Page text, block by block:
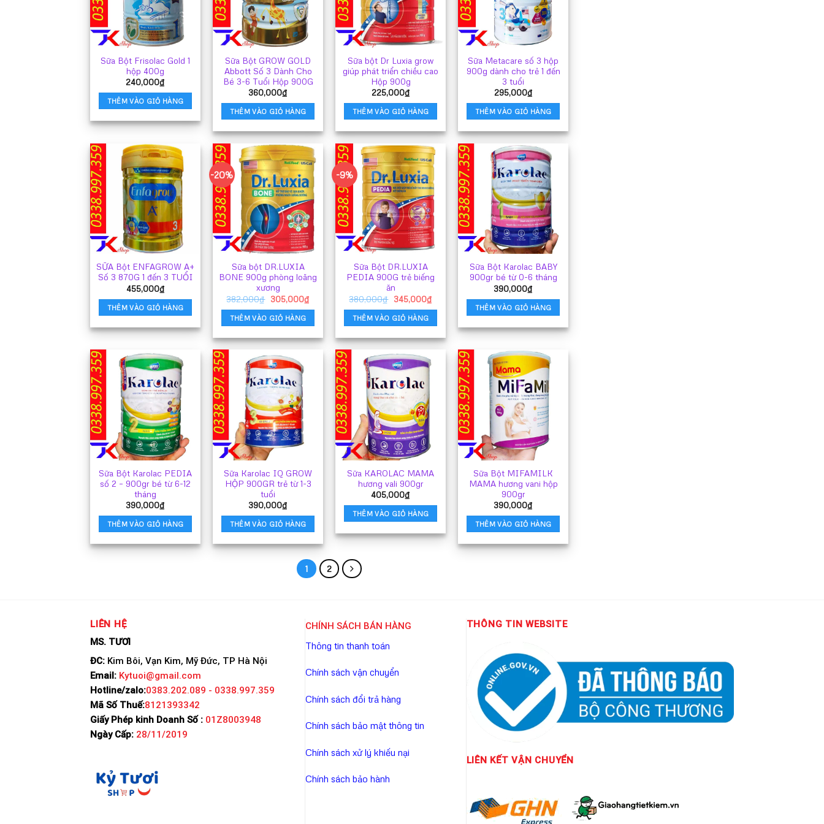
Sữa Bột Frisolac Gold 1
hộp 400g
240,000₫
THÊM VÀO GIỎ HÀNG
Sữa Bột GROW GOLD
Abbott Số 3 Dành Cho
Bé 3-6 Tuổi Hộp 900G
360,000₫
THÊM VÀO GIỎ HÀNG
Sữa bột Dr Luxia grow
giúp phát triển chiều cao
Hộp 900g
225,000₫
THÊM VÀO GIỎ HÀNG
Sữa Metacare số 3 hộp
900g dành cho trẻ 1 đến
3 tuổi
295,000₫
THÊM VÀO GIỎ HÀNG
SỮA Bột ENFAGROW A+
Số 3 870G 1 đến 3 TUỔI
455,000₫
THÊM VÀO GIỎ HÀNG
-20%
Sữa bột DR.LUXIA
BONE 900g phòng loãng
xương
382,000₫ Giá
là:
382,000₫.
305,000₫Giá
hiện
THÊM VÀO GIỎ HÀNG
-9%
Sữa Bột DR.LUXIA
PEDIA 900G trẻ biếng
ăn
380,000₫ Giá
là:
380,000₫.
345,000₫Giá
hiện
345,000₫.
THÊM VÀO GIỎ HÀNG
Sữa Bột Karolac BABY
900gr bé từ 0-6 tháng
390,000₫
THÊM VÀO GIỎ HÀNG
Sữa Bột Karolac PEDIA
số 2 – 900gr bé từ 6-12
tháng
390,000₫
THÊM VÀO GIỎ HÀNG
Sữa Karolac IQ GROW
HỘP 900GR trẻ từ 1-3
tuổi
390,000₫
THÊM VÀO GIỎ HÀNG
Sữa KAROLAC MAMA
hương vali 900gr
405,000₫
THÊM VÀO GIỎ HÀNG
Sữa Bột MIFAMILK
MAMA hương vani hộp
900gr
390,000₫
THÊM VÀO GIỎ HÀNG
1 2
LIÊN HỆ
MS. TƯƠI
ĐC: Kim Bôi, Vạn Kim, Mỹ Đức, TP Hà Nội
Email: Kytuoi@gmail.com
Hotline/zalo:0383.202.089 - 0338.997.359
Mã Số Thuế:8121393342
Giấy Phép kinh Doanh Số : 01Z8003948
Ngày Cấp: 28/11/2019
CHÍNH SÁCH BÁN HÀNG
Thông tin thanh toán
Chính sách vận chuyển
Chính sách đổi trả hàng
Chính sách bảo mật thông tin
Chính sách xử lý khiếu nại
Chính sách bảo hành
THÔNG TIN WEBSITE
LIÊN KẾTVẬN CHUYỂN